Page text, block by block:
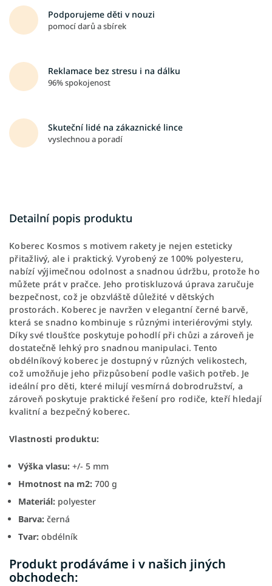
Podporujeme děti v nouzi
pomocí darů a sbírek
Reklamace bez stresu i na dálku
96% spokojenost
Skuteční lidé na zákaznické lince
vyslechnou a poradí
Detailní popis produktu
Koberec Kosmos s motivem rakety je nejen esteticky
přitažlivý, ale i praktický. Vyrobený ze 100% polyesteru,
nabízí výjimečnou odolnost a snadnou údržbu, protože ho
můžete prát v pračce. Jeho protiskluzová úprava zaručuje
bezpečnost, což je obzvláště důležité v dětských
prostorách. Koberec je navržen v elegantní černé barvě,
která se snadno kombinuje s různými interiérovými styly.
Díky své tloušťce poskytuje pohodlí při chůzi a zároveň je
dostatečně lehký pro snadnou manipulaci. Tento
obdélníkový koberec je dostupný v různých velikostech,
což umožňuje jeho přizpůsobení podle vašich potřeb. Je
ideální pro děti, které milují vesmírná dobrodružství, a
zároveň poskytuje praktické řešení pro rodiče, kteří hledají
kvalitní a bezpečný koberec.
Vlastnosti produktu:
Výška vlasu: +/- 5 mm
Hmotnost na m2: 700 g
Materiál: polyester
Barva: černá
Tvar: obdélník
Produkt prodáváme i v našich jiných
obchodech: